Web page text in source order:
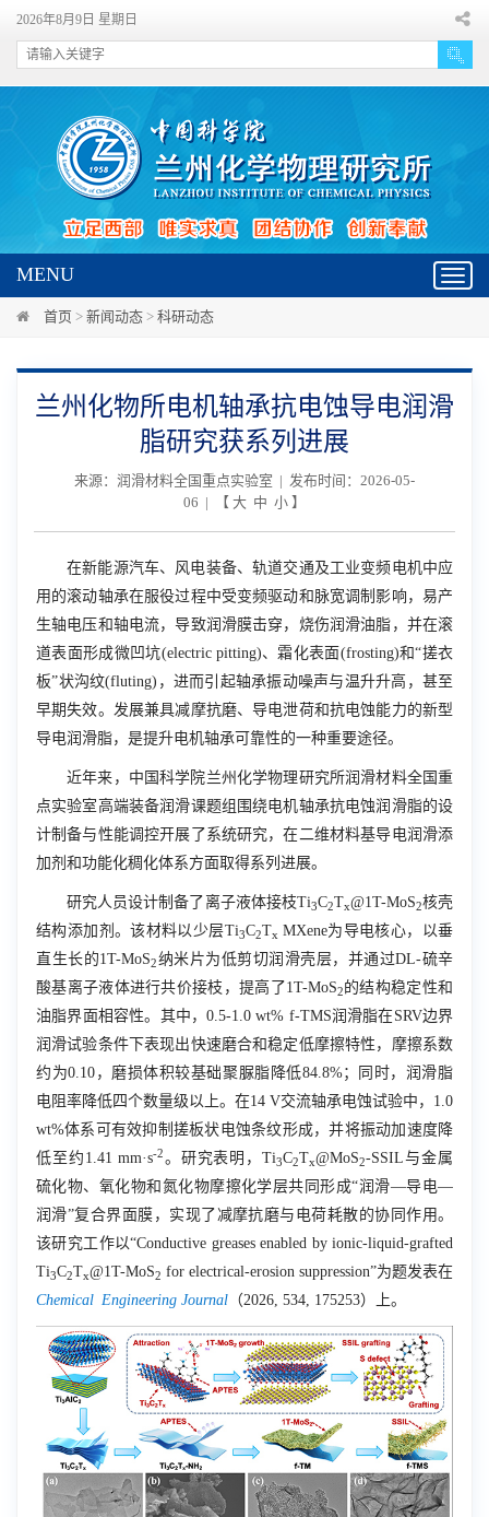
2026年8月9日 星期日
MENU
首页 > 新闻动态 > 科研动态
兰州化物所电机轴承抗电蚀导电润滑
脂研究获系列进展
来源：润滑材料全国重点实验室 | 发布时间：2026-05-
06 | 【 大 中 小 】
在新能源汽车、风电装备、轨道交通及工业变频电机中应
用的滚动轴承在服役过程中受变频驱动和脉宽调制影响，易产
生轴电压和轴电流，导致润滑膜击穿，烧伤润滑油脂，并在滚
道表面形成微凹坑(electric pitting)、霜化表面(frosting)和“搓衣
板”状沟纹(fluting)，进而引起轴承振动噪声与温升升高，甚至
早期失效。发展兼具减摩抗磨、导电泄荷和抗电蚀能力的新型
导电润滑脂，是提升电机轴承可靠性的一种重要途径。
近年来，中国科学院兰州化学物理研究所润滑材料全国重
点实验室高端装备润滑课题组围绕电机轴承抗电蚀润滑脂的设
计制备与性能调控开展了系统研究，在二维材料基导电润滑添
加剂和功能化稠化体系方面取得系列进展。
研究人员设计制备了离子液体接枝Ti3C2Tx@1T-MoS2核壳
结构添加剂。该材料以少层Ti3C2Tx MXene为导电核心，以垂
直生长的1T-MoS2纳米片为低剪切润滑壳层，并通过DL-硫辛
酸基离子液体进行共价接枝，提高了1T-MoS2的结构稳定性和
油脂界面相容性。其中，0.5-1.0 wt% f-TMS润滑脂在SRV边界
润滑试验条件下表现出快速磨合和稳定低摩擦特性，摩擦系数
约为0.10 ，磨损体积较基础聚脲脂降低84.8%；同时，润滑脂
电阻率降低四个数量级以上。在14 V交流轴承电蚀试验中， 1.0
wt%体系可有效抑制搓板状电蚀条纹形成，并将振动加速度降
低至约 1.41 mm·s-2。研究表明，Ti3C2Tx@MoS2-SSIL与金属
硫化物、氧化物和氮化物摩擦化学层共同形成“润滑—导电—
润滑”复合界面膜，实现了减摩抗磨与电荷耗散的协同作用。
该研究工作以“Conductive greases enabled by ionic-liquid-grafted
Ti3C2Tx@1T-MoS2 for electrical-erosion suppression”为题发表在
Chemical Engineering Journal （2026, 534, 175253）上。